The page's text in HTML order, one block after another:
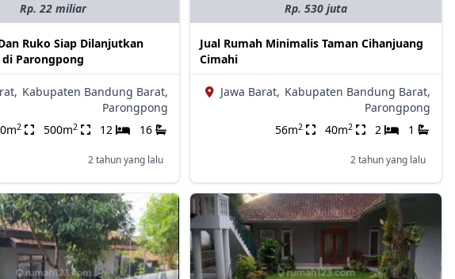
Rp. 22 miliar
Ruko Siap Dilanjutkan
di Parongpong
Kabupaten Bandung Barat,
Parongpong
2 500m2 12 16
2 tahun yang lalu
Rp. 530 juta
Jual Rumah Minimalis Taman Cihanjuang
Cimahi
Jawa Barat, Kabupaten Bandung Barat,
Parongpong
56m2 40m2 2 1
2 tahun yang lalu